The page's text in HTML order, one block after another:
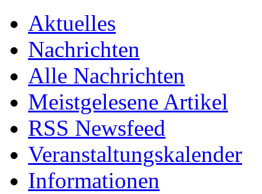
Aktuelles
Nachrichten
Alle Nachrichten
Meistgelesene Artikel
RSS Newsfeed
Veranstaltungskalender
Informationen